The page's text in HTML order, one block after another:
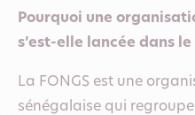
Pourquoi une
s’est-elle lancée dans
La FONGS est une
sénégalaise qui